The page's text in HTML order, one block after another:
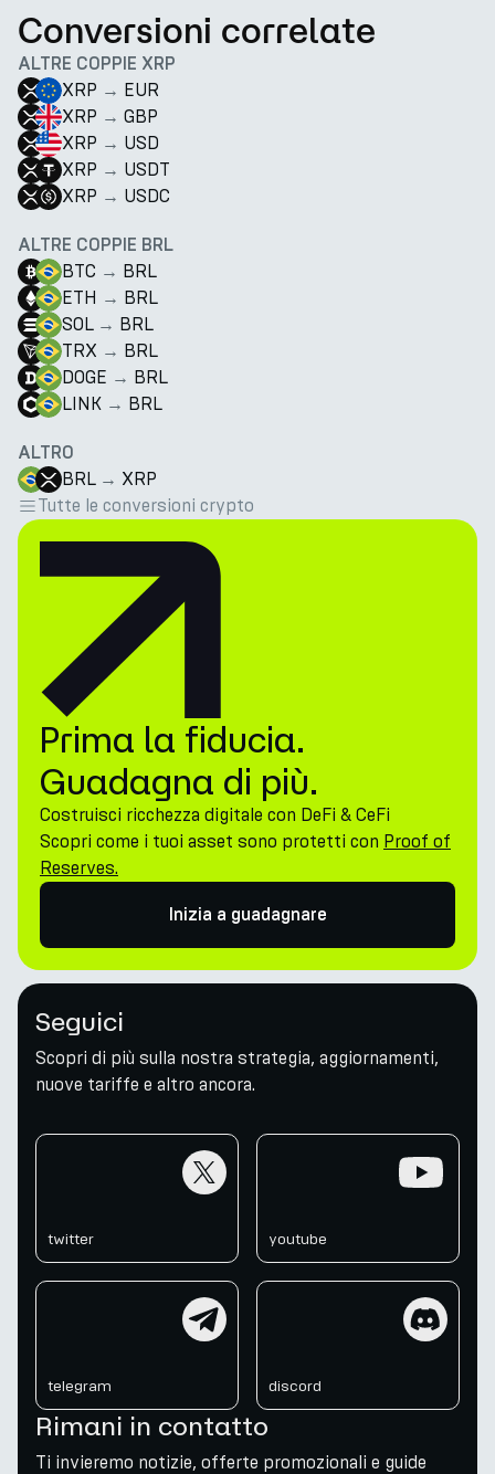
Conversioni correlate
ALTRE COPPIE XRP
XRP → EUR
XRP → GBP
XRP → USD
XRP → USDT
XRP → USDC
ALTRE COPPIE BRL
BTC → BRL
ETH → BRL
SOL → BRL
TRX → BRL
DOGE → BRL
LINK → BRL
ALTRO
BRL → XRP
Tutte le conversioni crypto
Prima la fiducia.
Guadagna di più.
Costruisci ricchezza digitale con DeFi & CeFi
Scopri come i tuoi asset sono protetti con Proof of
Reserves.
Inizia a guadagnare
Seguici
Scopri di più sulla nostra strategia, aggiornamenti,
nuove tariffe e altro ancora.
twitter youtube
telegram discord
Rimani in contatto
Ti invieremo notizie, offerte promozionali e guide